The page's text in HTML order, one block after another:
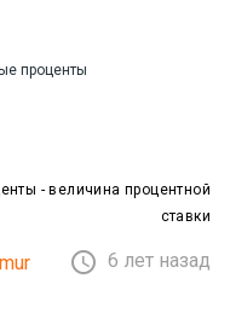
проценты
- величина процентной
ставки
 6 лет назад